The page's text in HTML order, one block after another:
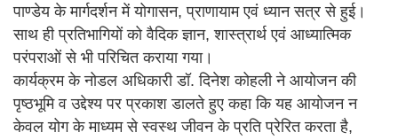
पाण्डेय के मार्गदर्शन में योगासन, प्राणायाम एवं ध्यान सत्र से हुई।
साथ ही प्रतिभागियों को वैदिक ज्ञान, शास्त्रार्थ एवं आध्यात्मिक
परंपराओं से भी परिचित कराया गया।
कार्यक्रम के नोडल अधिकारी डॉ. दिनेश कोहली ने आयोजन की
पृष्ठभूमि व उद्देश्य पर प्रकाश डालते हुए कहा कि यह आयोजन न
केवल योग के माध्यम से स्वस्थ जीवन के प्रति प्रेरित करता है,